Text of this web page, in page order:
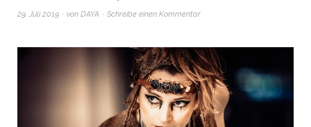
29. Juli 2019 von DAYA Schreibe einen Kommentar